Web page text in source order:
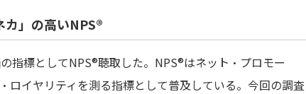
」の高いNPS®
指標としてNPS®聴取した。NPS®はネット・プロモー
ロイヤリティを測る指標として普及している。今回の調査